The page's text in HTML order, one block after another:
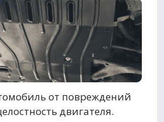
от повреждений
двигателя.